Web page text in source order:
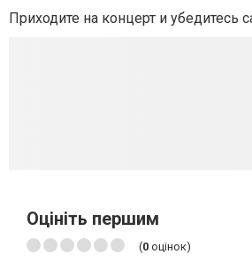
Приходите на концерт и убедитесь
Оцініть першим
(0 оцінок)